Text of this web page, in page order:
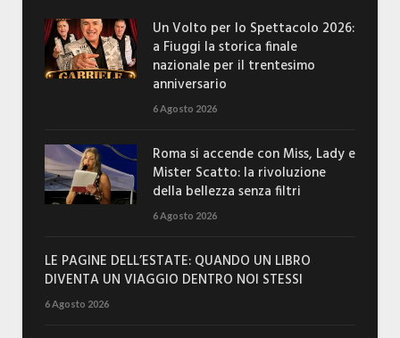
Un Volto per lo Spettacolo 2026:
a Fiuggi la storica finale
nazionale per il trentesimo
anniversario
6 Agosto 2026
Roma si accende con Miss, Lady e
Mister Scatto: la rivoluzione
della bellezza senza filtri
6 Agosto 2026
LE PAGINE DELL’ESTATE: QUANDO UN LIBRO
DIVENTA UN VIAGGIO DENTRO NOI STESSI
6 Agosto 2026